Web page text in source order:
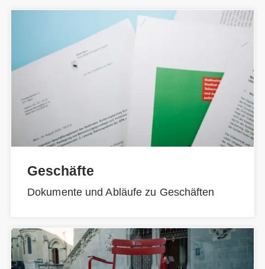
Geschäfte
Dokumente und Abläufe zu Geschäften